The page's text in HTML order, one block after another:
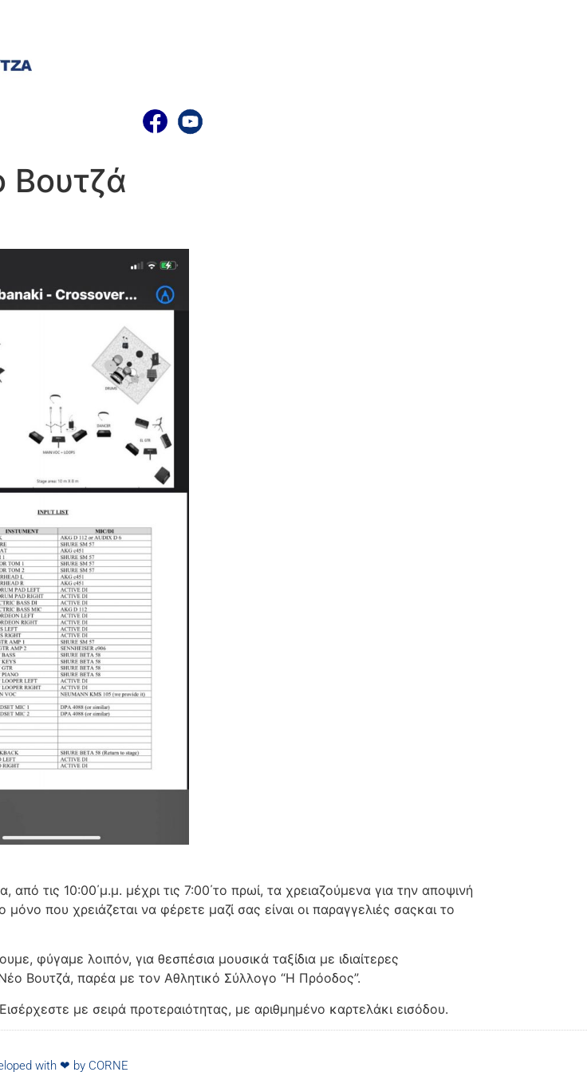
τις 10:00΄μ.μ. μέχρι τις 7:00΄το πρωί, τα χρειαζούμενα για την αποψινή
που χρειάζεται να φέρετε μαζί σας είναι οι παραγγελιές σαςκαι το
φύγαμε λοιπόν, για θεσπέσια μουσικά ταξίδια με ιδιαίτερες
Βουτζά, παρέα με τον Αθλητικό Σύλλογο “Η Πρόοδος”.
με σειρά προτεραιότητας, με αριθμημένο καρτελάκι εισόδου.
with ❤ by CORNE